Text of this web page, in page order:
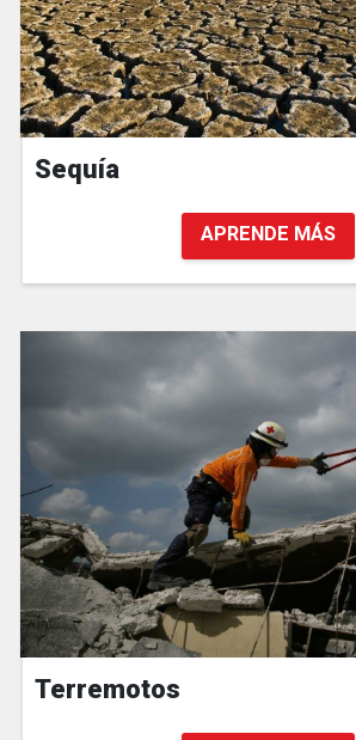
Sequía
APRENDE MÁS
Terremotos